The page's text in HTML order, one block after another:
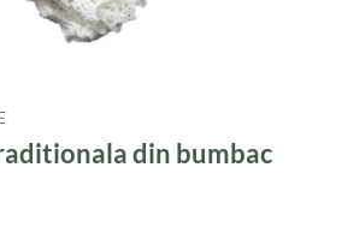
din bumbac